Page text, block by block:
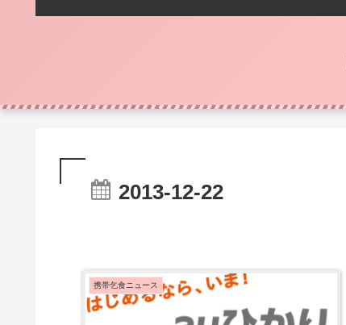
2013-12-22
携帯乞食ニュース